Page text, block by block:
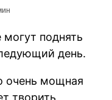
поднять
день.
очень мощная
творить